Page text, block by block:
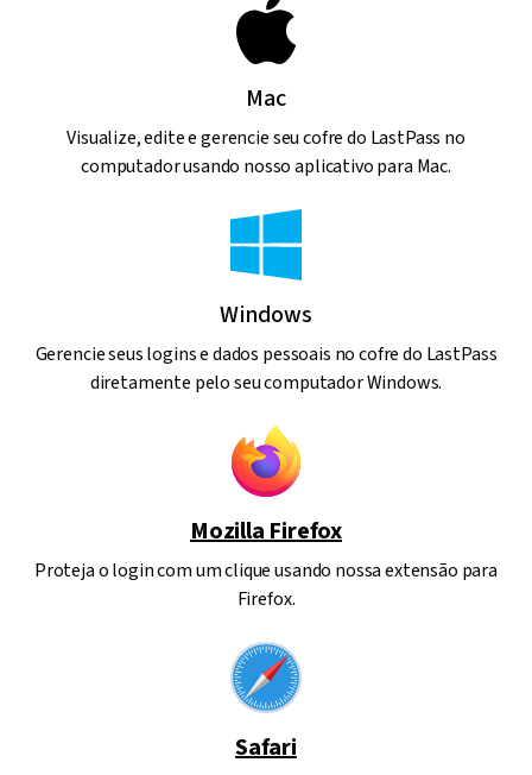
Mac
Visualize, edite e gerencie seu cofre do LastPass no
computador usando nosso aplicativo para Mac.
Windows
Gerencie seus logins e dados pessoais no cofre do LastPass
diretamente pelo seu computador Windows.
Mozilla Firefox
Proteja o login com um clique usando nossa extensão para
Firefox.
Safari